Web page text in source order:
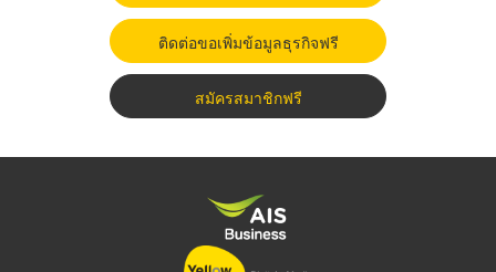
ติดต่อขอเพิ่มข้อมูลธุรกิจฟรี
สมัครสมาชิกฟรี